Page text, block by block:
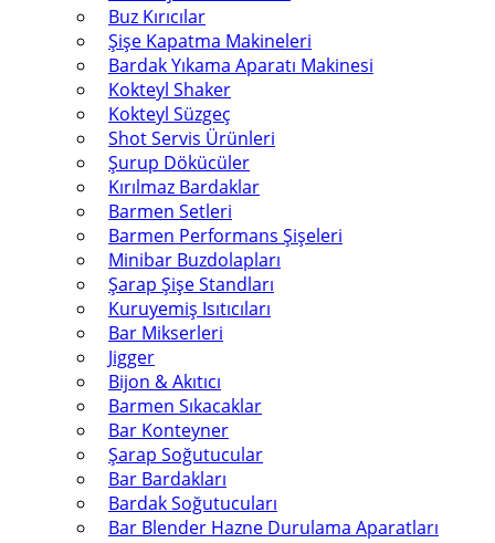
Buz Kırıcılar
Şişe Kapatma Makineleri
Bardak Yıkama Aparatı Makinesi
Kokteyl Shaker
Kokteyl Süzgeç
Shot Servis Ürünleri
Şurup Dökücüler
Kırılmaz Bardaklar
Barmen Setleri
Barmen Performans Şişeleri
Minibar Buzdolapları
Şarap Şişe Standları
Kuruyemiş Isıtıcıları
Bar Mikserleri
Jigger
Bijon & Akıtıcı
Barmen Sıkacaklar
Bar Konteyner
Şarap Soğutucular
Bar Bardakları
Bardak Soğutucuları
Bar Blender Hazne Durulama Aparatları